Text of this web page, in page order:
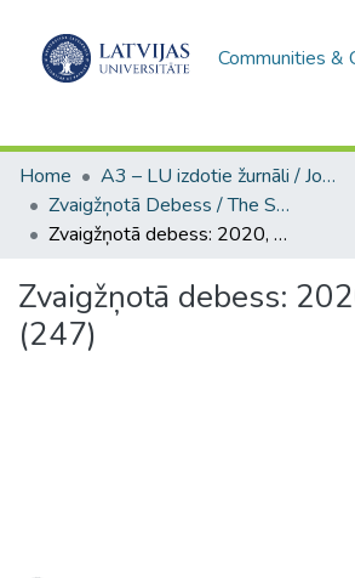
Communities &
Home
A3 – LU izdotie žurnāli / Journals and magazines published by UL
Zvaigžņotā Debess / The Starry Sky
Zvaigžņotā debess: 2020, Pavasaris (247)
Zvaigžņotā debess:
(247)